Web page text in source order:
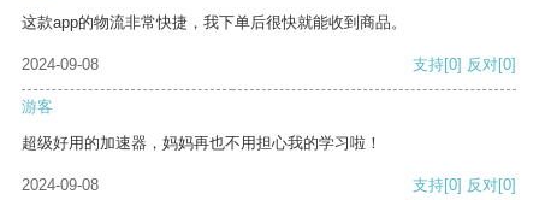
这款app的物流非常快捷，我下单后很快就能收到商品。
2024-09-08 支持[0] 反对[0]
游客
超级好用的加速器，妈妈再也不用担心我的学习啦！
2024-09-08 支持[0] 反对[0]